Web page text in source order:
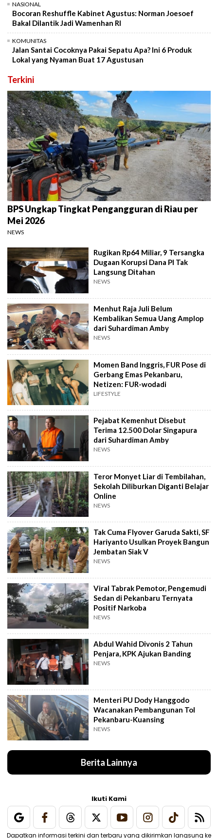
NASIONAL
Bocoran Reshuffle Kabinet Agustus: Norman Joesoef
Bakal Dilantik Jadi Wamenhan RI
KOMUNITAS
Jalan Santai Cocoknya Pakai Sepatu Apa? Ini 6 Produk
Lokal yang Nyaman Buat 17 Agustusan
Terkini
BPS Ungkap Tingkat Pengangguran di Riau per
Mei 2026
NEWS
Rugikan Rp64 Miliar, 9 Tersangka
Dugaan Korupsi Dana PI Tak
Langsung Ditahan
NEWS
Menhut Raja Juli Belum
Kembalikan Semua Uang Amplop
dari Suhardiman Amby
NEWS
Momen Band Inggris, FUR Pose di
Gerbang Emas Pekanbaru,
Netizen: FUR-wodadi
LIFESTYLE
Pejabat Kemenhut Disebut
Terima 12.500 Dolar Singapura
dari Suhardiman Amby
NEWS
Teror Monyet Liar di Tembilahan,
Sekolah Diliburkan Diganti Belajar
Online
NEWS
Tak Cuma Flyover Garuda Sakti, SF
Hariyanto Usulkan Proyek Bangun
Jembatan Siak V
NEWS
Viral Tabrak Pemotor, Pengemudi
Sedan di Pekanbaru Ternyata
Positif Narkoba
NEWS
Abdul Wahid Divonis 2 Tahun
Penjara, KPK Ajukan Banding
NEWS
Menteri PU Dody Hanggodo
Wacanakan Pembangunan Tol
Pekanbaru-Kuansing
NEWS
Berita Lainnya
Ikuti Kami
Dapatkan informasi terkini dan terbaru yang dikirimkan langsung ke